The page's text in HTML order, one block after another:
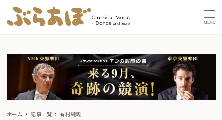
MENU
ホーム 記事一覧 有村純親